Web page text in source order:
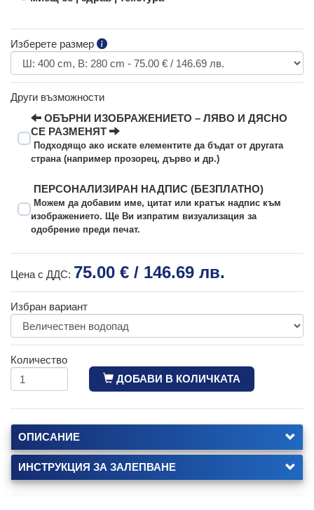
Изберете размер
Други възможности
ОБЪРНИ ИЗОБРАЖЕНИЕТО – ЛЯВО И ДЯСНО
СЕ РАЗМЕНЯТ
Подходящо ако искате елементите да бъдат от другата
страна (например прозорец, дърво и др.)
ПЕРСОНАЛИЗИРАН НАДПИС (БЕЗПЛАТНО)
Можем да добавим име, цитат или кратък надпис към
изображението. Ще Ви изпратим визуализация за
одобрение преди печат.
Цена с ДДС: 75.00 € / 146.69 лв.
Избран вариант
Количество
ДОБАВИ В КОЛИЧКАТА
ОПИСАНИЕ
ИНСТРУКЦИЯ ЗА ЗАЛЕПВАНЕ